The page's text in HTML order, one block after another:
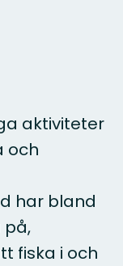
aktiviteter
och
har bland
fiska i och